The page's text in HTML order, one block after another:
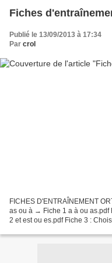
Fiches
Publié le 13/09/2013 à 17:34
Par crol
FICHES D'ENTRAÎNEMENT
as ou à → Fiche 1 a à ou as.pdf
2 et est ou es.pdf Fiche 3 :